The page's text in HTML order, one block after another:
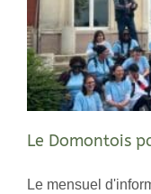
Le Domontois
Le mensuel